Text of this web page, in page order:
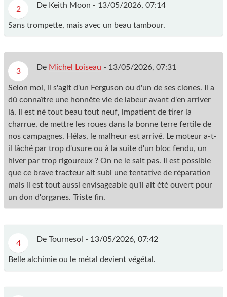
2 De Keith Moon - 13/05/2026, 07:14
Sans trompette, mais avec un beau tambour.
3 De Michel Loiseau - 13/05/2026, 07:31
Selon moi, il s'agit d'un Ferguson ou d'un de ses clones. Il a
dû connaître une honnête vie de labeur avant d'en arriver
là. Il est né tout beau tout neuf, impatient de tirer la
charrue, de mettre les roues dans la bonne terre fertile de
nos campagnes. Hélas, le malheur est arrivé. Le moteur a-t-
il lâché par trop d'usure ou à la suite d'un bloc fendu, un
hiver par trop rigoureux ? On ne le sait pas. Il est possible
que ce brave tracteur ait subi une tentative de réparation
mais il est tout aussi envisageable qu'il ait été ouvert pour
un don d'organes. Triste fin.
4 De Tournesol - 13/05/2026, 07:42
Belle alchimie ou le métal devient végétal.